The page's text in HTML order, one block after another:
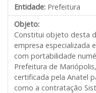
Entidade: Prefeitura
Objeto:
Constitui objeto desta
empresa especializada
com portabilidade
Prefeitura de
certificada pela Anatel
como a contratação